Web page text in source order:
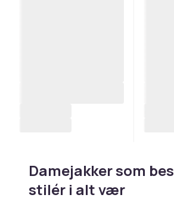
Damejakker som
stilér i alt vær